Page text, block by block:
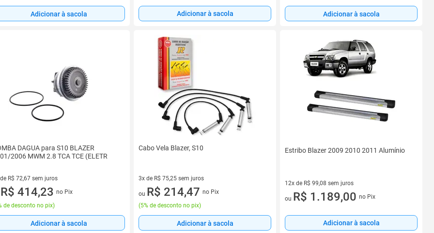
Adicionar à sacola Adicionar à sacola Adicionar à sacola
DAGUA para S10 BLAZER
2006 MWM 2.8 TCA TCE (ELETR
R$ 72,67 sem juros
de R$ 72,67 sem juros
R$ 414,23 no Pix
de desconto no pix)
Adicionar à sacola
Cabo Vela Blazer, S10
3x de R$ 75,25 sem juros
3 vez de R$ 75,25 sem juros
ou R$ 214,47 no Pix
(5% de desconto no pix)
Adicionar à sacola
Estribo Blazer 2009 2010 2011 Alumínio
12x de R$ 99,08 sem juros
12 vez de R$ 99,08 sem juros
ou R$ 1.189,00 no Pix
Adicionar à sacola